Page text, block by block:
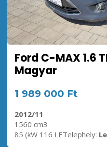
Ford C-MAX 1.6
Magyar
1 989 000 Ft
2012/11
1560 cm3
85 (kW 116 LETelephely: